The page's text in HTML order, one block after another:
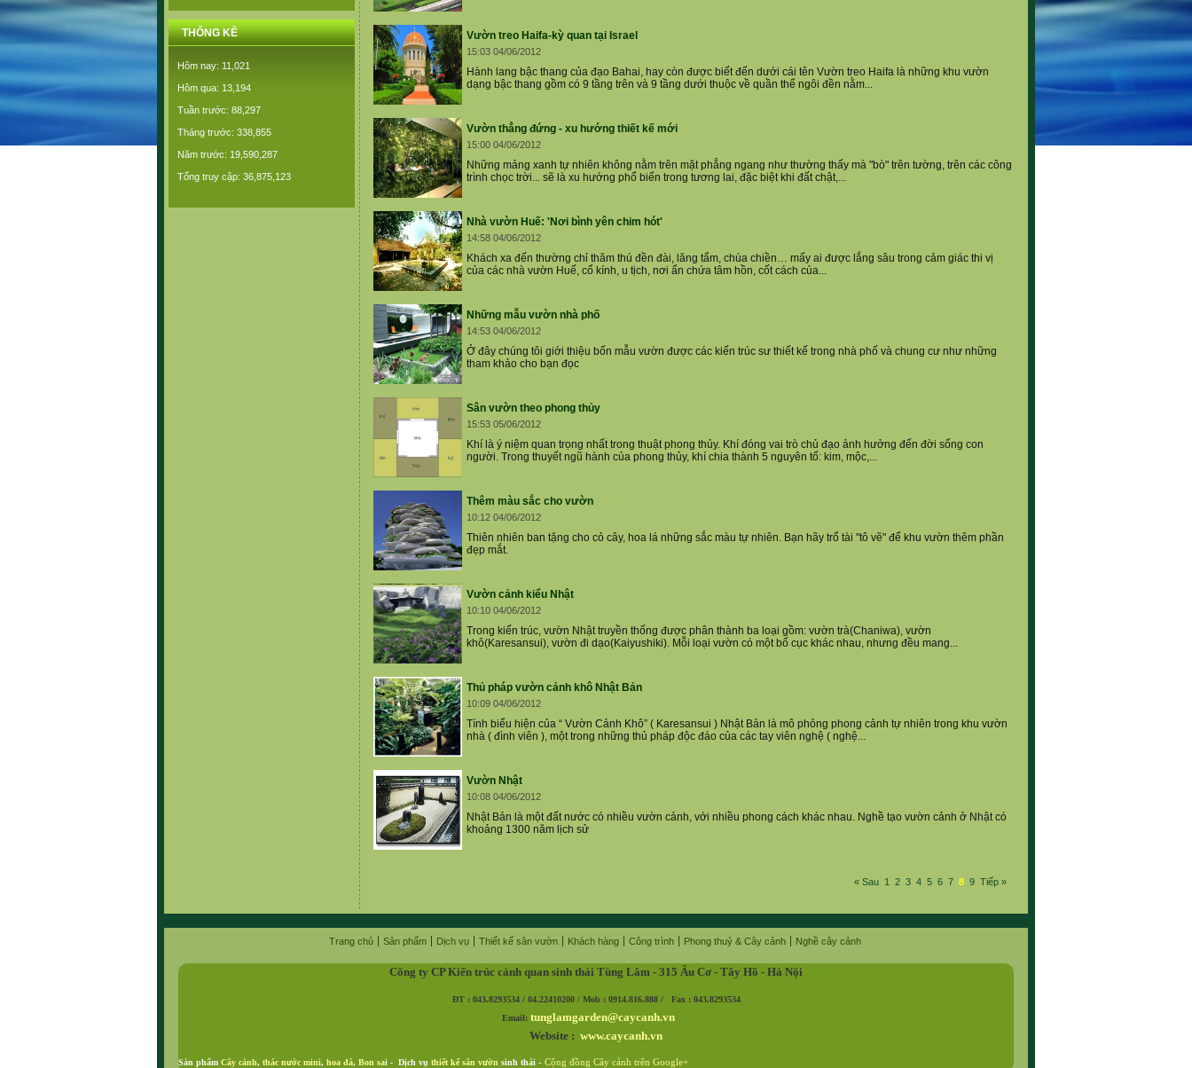
THỐNG KÊ
Hôm nay: 11,021
Hôm qua: 13,194
Tuần trước: 88,297
Tháng trước: 338,855
Năm trước: 19,590,287
Tổng truy cập: 36,875,123
Vườn treo Haifa-kỳ quan tại Israel
15:03 04/06/2012
Hành lang bậc thang của đạo Bahai, hay còn được biết đến dưới cái tên Vườn treo Haifa là những khu vườn
dạng bậc thang gồm có 9 tầng trên và 9 tầng dưới thuộc về quần thể ngôi đền nằm...
Vườn thẳng đứng - xu hướng thiết kế mới
15:00 04/06/2012
Những mảng xanh tự nhiên không nằm trên mặt phẳng ngang như thường thấy mà "bò" trên tường, trên các công
trình chọc trời... sẽ là xu hướng phổ biến trong tương lai, đặc biệt khi đất chật,...
Nhà vườn Huế: 'Nơi bình yên chim hót'
14:58 04/06/2012
Khách xa đến thường chỉ thăm thú đền đài, lăng tẩm, chùa chiền… mấy ai được lắng sâu trong cảm giác thi vị
của các nhà vườn Huế, cổ kính, u tịch, nơi ẩn chứa tâm hồn, cốt cách của...
Những mẫu vườn nhà phố
14:53 04/06/2012
Ở đây chúng tôi giới thiệu bốn mẫu vườn được các kiến trúc sư thiết kế trong nhà phố và chung cư như những
tham khảo cho bạn đọc
Sân vườn theo phong thủy
15:53 05/06/2012
Khí là ý niệm quan trọng nhất trong thuật phong thủy. Khí đóng vai trò chủ đạo ảnh hưởng đến đời sống con
người. Trong thuyết ngũ hành của phong thủy, khí chia thành 5 nguyên tố: kim, mộc,...
Thêm màu sắc cho vườn
10:12 04/06/2012
Thiên nhiên ban tặng cho cỏ cây, hoa lá những sắc màu tự nhiên. Bạn hãy trổ tài "tô vẽ" để khu vườn thêm phần
đẹp mắt.
Vườn cảnh kiểu Nhật
10:10 04/06/2012
Trong kiến trúc, vườn Nhật truyền thống được phân thành ba loại gồm: vườn trà(Chaniwa), vườn
khô(Karesansui), vườn đi dạo(Kaiyushiki). Mỗi loại vườn có một bố cục khác nhau, nhưng đều mang...
Thủ pháp vườn cảnh khô Nhật Bản
10:09 04/06/2012
Tính biểu hiện của “ Vườn Cảnh Khô” ( Karesansui ) Nhật Bản là mô phỏng phong cảnh tự nhiên trong khu vườn
nhà ( đình viên ), một trong những thủ pháp độc đáo của các tay viên nghệ ( nghệ...
Vườn Nhật
10:08 04/06/2012
Nhật Bản là một đất nước có nhiều vườn cảnh, với nhiều phong cách khác nhau. Nghề tạo vườn cảnh ở Nhật có
khoảng 1300 năm lịch sử
« Sau 1 2 3 4 5 6 7 8 9 Tiếp »
Trang chủ Sản phẩm Dịch vụ Thiết kế sân vườn Khách hàng Công trình Phong thuỷ & Cây cảnh Nghề cây cảnh
Công ty CP Kiến trúc cảnh quan sinh thái Tùng Lâm - 315 Âu Cơ - Tây Hồ - Hà Nội
ĐT : 043.8293534 / 04.22410200 / Mob : 0914.816.888 / Fax : 043.8293534
Email: tunglamgarden@caycanh.vn
Website : www.caycanh.vn
Sản phẩm Cây cảnh, thác nước mini, hoa đá, Bon sai - Dịch vụ thiết kế sân vườn sinh thái - Cộng đồng Cây cảnh trên Google+